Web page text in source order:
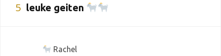
5 leuke geiten
Rachel